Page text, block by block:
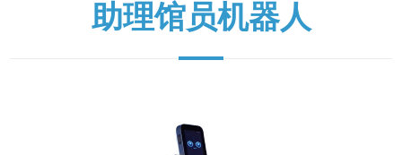
助理馆员机器人